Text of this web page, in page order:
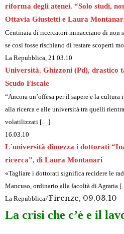
riforma degli atenei. “Solo studi,
Ottavia Giustetti e Laura
Centinaia di ricercatori minacciano di non
se così fosse rischiano di restare scoperti
La Repubblica, 21.03.10
Università. Ghizzoni (Pd), drastico
Scudo Fiscale
“Ancora un’offesa per il sapere e la
alla ricerca e alle università tra quelli
volatilizzati […]
16.03.10
L´università dimezza i dottorati
ricerca”, di Laura Montanari
«Tagliare i dottorati significa recidere le
Mancuso, ordinario alla facoltà di Agraria
La Repubblica/Firenze, 09.03.10
La crisi che c’è e il